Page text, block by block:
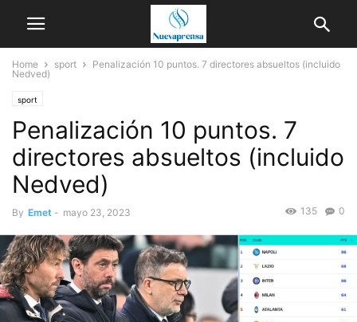
Home sport
Penalización 10 puntos. 7 directores absueltos (incluido
Nedved)
sport
Penalización 10 puntos. 7
directores absueltos (incluido
Nedved)
By Emet - mayo 23, 2023 0
135